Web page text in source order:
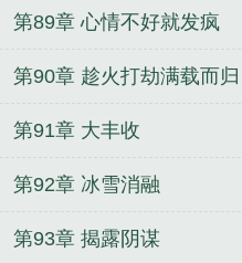
第89章 心情不好就发疯
第90章 趁火打劫满载而归
第91章 大丰收
第92章 冰雪消融
第93章 揭露阴谋